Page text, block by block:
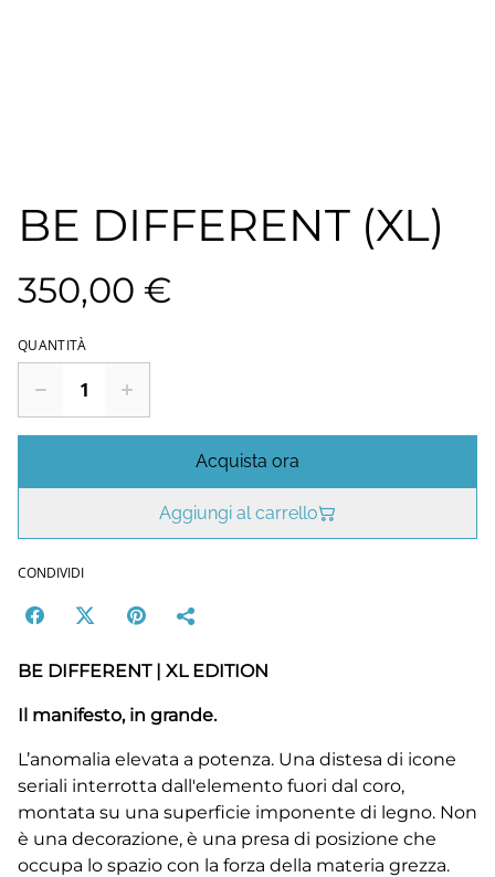
BE DIFFERENT (XL)
350,00 €
QUANTITÀ
Acquista ora
Aggiungi al carrello
CONDIVIDI
BE DIFFERENT | XL EDITION
Il manifesto, in grande.
L’anomalia elevata a potenza. Una distesa di icone
seriali interrotta dall'elemento fuori dal coro,
montata su una superficie imponente di legno. Non
è una decorazione, è una presa di posizione che
occupa lo spazio con la forza della materia grezza.